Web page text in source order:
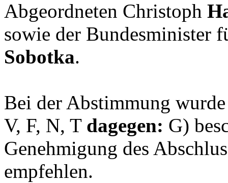
Abgeordneten Christoph
sowie der Bundesminister
Sobotka.
Bei der Abstimmung
V, F, N, T dagegen: G)
Genehmigung des
empfehlen.